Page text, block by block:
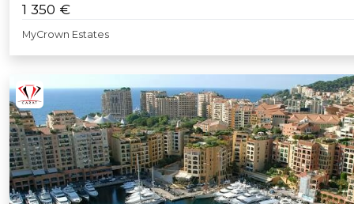
1 350 €
MyCrown Estates